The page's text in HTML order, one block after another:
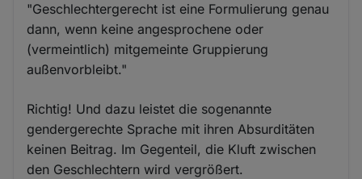
"Geschlechtergerecht ist eine Formulierung genau
dann, wenn keine angesprochene oder
(vermeintlich) mitgemeinte Gruppierung
außenvorbleibt."
Richtig! Und dazu leistet die sogenannte
gendergerechte Sprache mit ihren Absurditäten
keinen Beitrag. Im Gegenteil, die Kluft zwischen
den Geschlechtern wird vergrößert.